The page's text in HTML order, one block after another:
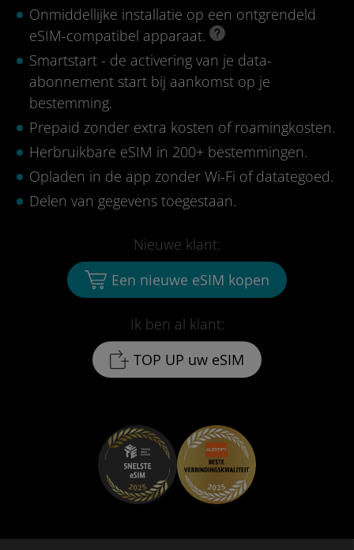
Onmiddellijke installatie op een ontgrendeld
eSIM-compatibel apparaat.
Smartstart - de activering van je data-
abonnement start bij aankomst op je
bestemming.
Prepaid zonder extra kosten of roamingkosten.
Herbruikbare eSIM in 200+ bestemmingen.
Opladen in de app zonder Wi-Fi of datategoed.
Delen van gegevens toegestaan.
Ik ben al klant:
TOP UP uw eSIM
Nieuwe klant:
Een nieuwe eSIM kopen